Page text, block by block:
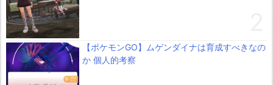
【ポケモンGO】ムゲンダイナは育成すべきなの
か 個人的考察